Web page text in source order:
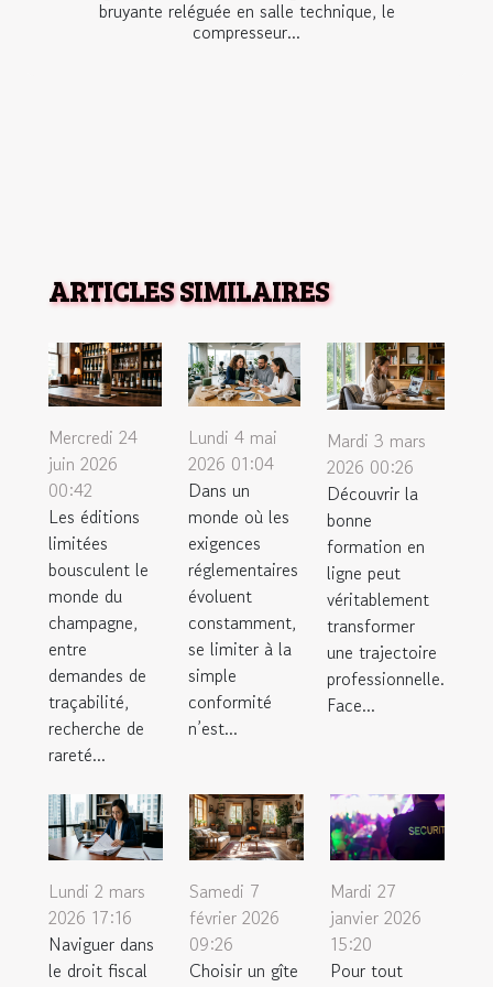
bruyante reléguée en salle technique, le
compresseur...
ARTICLES SIMILAIRES
Mercredi 24
juin 2026
00:42
Les éditions
limitées
bousculent le
monde du
champagne,
entre
demandes de
traçabilité,
recherche de
rareté...
Lundi 4 mai
2026 01:04
Dans un
monde où les
exigences
réglementaires
évoluent
constamment,
se limiter à la
simple
conformité
n’est...
Mardi 3 mars
2026 00:26
Découvrir la
bonne
formation en
ligne peut
véritablement
transformer
une trajectoire
professionnelle.
Face...
Lundi 2 mars
2026 17:16
Naviguer dans
le droit fiscal
Samedi 7
février 2026
09:26
Choisir un gîte
Mardi 27
janvier 2026
15:20
Pour tout